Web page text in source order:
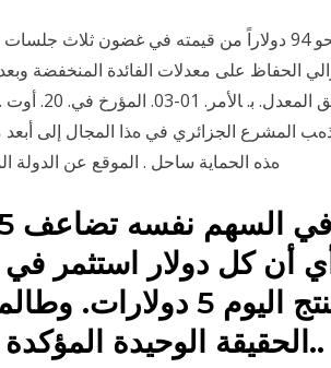
الحفاظ على معدلات الفائدة المنخفضة
اﻟﻤﺸﺮع اﻟﺠﺰاﺋﺮي ﻓﻲ هﺬا اﻟﻤﺠﺎل إﻟﻰ أﺑﻌﺪ
هﺬﻩ اﻟﺤﻤﺎﻳﺔ ﺳﺎﺣﻞ . اﻟﻤﻮﻗﻊ ﻋﻦ اﻟﺪوﻟﺔ
أن كل دولار استثمر
بداية 2010 ينتج اليوم 5
الحقيقة الوحيدة المؤكدة في هذه الحياة..